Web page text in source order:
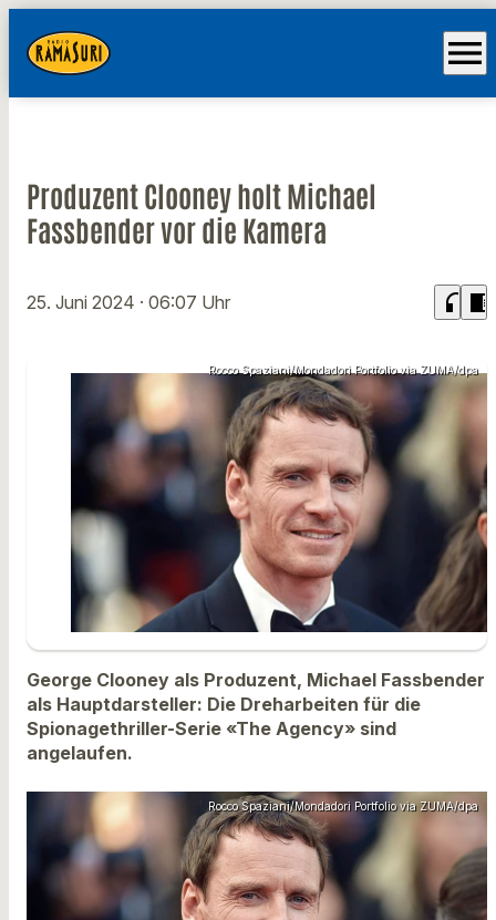
menu
Produzent Clooney holt Michael
Fassbender vor die Kamera
25. Juni 2024 · 06:07 Uhr headphones chrome_reader_mode
Rocco Spaziani/Mondadori Portfolio via ZUMA/dpa
George Clooney als Produzent, Michael Fassbender
als Hauptdarsteller: Die Dreharbeiten für die
Spionagethriller-Serie «The Agency» sind
angelaufen.
Rocco Spaziani/Mondadori Portfolio via ZUMA/dpa